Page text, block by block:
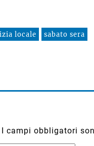
locale sabato sera
I campi obbligatori